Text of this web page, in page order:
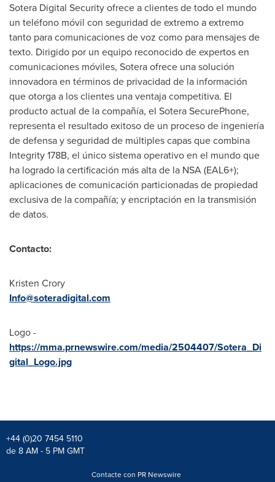
Sotera Digital Security ofrece a clientes de todo el mundo
un teléfono móvil con seguridad de extremo a extremo
tanto para comunicaciones de voz como para mensajes de
texto. Dirigido por un equipo reconocido de expertos en
comunicaciones móviles, Sotera ofrece una solución
innovadora en términos de privacidad de la información
que otorga a los clientes una ventaja competitiva. El
producto actual de la compañía, el Sotera SecurePhone,
representa el resultado exitoso de un proceso de ingeniería
de defensa y seguridad de múltiples capas que combina
Integrity178B, el único sistema operativo en el mundo que
ha logrado la certificación más alta de la NSA (EAL6+);
aplicaciones de comunicación particionadas de propiedad
exclusiva de la compañía; y encriptación en la transmisión
de datos.
Contacto:
Kristen Crory
Info@soteradigital.com
Logo -
https://mma.prnewswire.com/media/2504407/Sotera_Di
gital_Logo.jpg
+44 (0)20 7454 5110
de 8 AM - 5 PM GMT
Contacte con PR Newswire